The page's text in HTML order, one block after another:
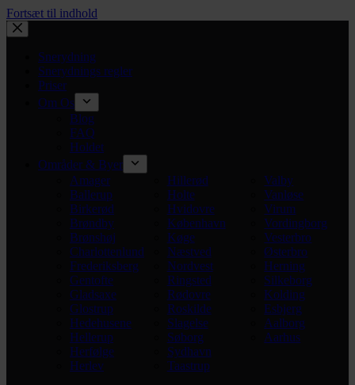
Fortsæt til indhold
Snerydning
Snerydnings regler
Priser
Om Os
Blog
FAQ
Holdet
Områder & Byer
Amager
Ballerup
Birkerød
Brøndby
Brønshøj
Charlottenlund
Frederiksberg
Gentofte
Gladsaxe
Glostrup
Hedehusene
Hellerup
Herfølge
Herlev
Hillerød
Holte
Hvidovre
København
Køge
Næstved
Nordvest
Ringsted
Rødovre
Roskilde
Slagelse
Søborg
Sydhavn
Taastrup
Valby
Vanløse
Virum
Vordingborg
Vesterbro
Østerbro
Herning
Silkeborg
Kolding
Esbjerg
Aalborg
Aarhus